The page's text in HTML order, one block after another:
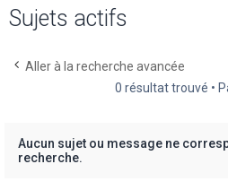
Sujets actifs
Aller à la recherche avancée
0 résultat trouvé •
Aucun sujet ou message ne
recherche.